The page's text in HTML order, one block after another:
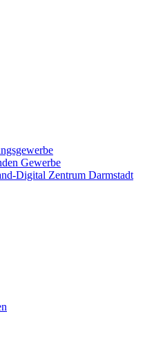
Gewerbe
Digital Zentrum Darmstadt